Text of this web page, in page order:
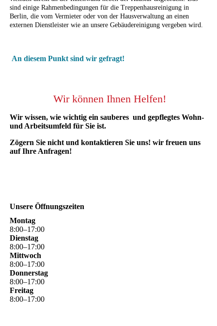
sind einige Rahmenbedingungen für die Treppenhausreinigung in
Berlin, die vom Vermieter oder von der Hausverwaltung an einen
externen Dienstleister wie an unsere Gebäudereinigung vergeben wird.
An diesem Punkt sind wir gefragt!
Wir können Ihnen Helfen!
Wir wissen, wie wichtig ein sauberes und gepflegtes Wohn-
und Arbeitsumfeld für Sie ist.
Zögern Sie nicht und kontaktieren Sie uns! wir freuen uns
auf Ihre Anfragen!
Unsere Öffnungszeiten
Montag
8:00–17:00
Dienstag
8:00–17:00
Mittwoch
8:00–17:00
Donnerstag
8:00–17:00
Freitag
8:00–17:00